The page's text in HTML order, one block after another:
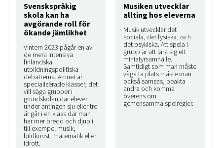
Svenskspråkig
skola kan ha
avgörande roll för
ökande jämlikhet
Vintern 2023 pågår en av
de mera intensiva
finländska
utbildningspolitiska
debatterna. Ämnet är
speciali­serade klasser, det
vill säga grupper i
grundskolan där elever
under antingen sju eller tre
år går i en klass där man
har mer bredd och djup i
till exempel musik,
bildkonst, matematik eller
idrott.
Musiken utvecklar
allting hos eleverna
Musik utvecklar det
sociala, det fysiska, och
det psykiska. Att spela i
grupp är att lära sig ett
miniatyrsamhälle.
Samtidigt som man måste
våga ta plats måste man
också samsas, beakta
andra och komma
överens om
gemensamma spelregler.